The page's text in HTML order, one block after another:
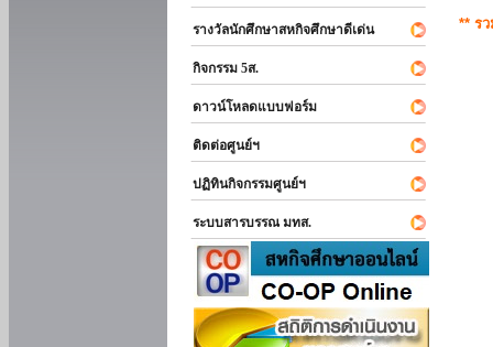
รางวัลนักศึกษาสหกิจศึกษาดีเด่น
กิจกรรม 5ส.
ดาวน์โหลดแบบฟอร์ม
ติดต่อศูนย์ฯ
ปฏิทินกิจกรรมศูนย์ฯ
ระบบสารบรรณ มทส.
** ร